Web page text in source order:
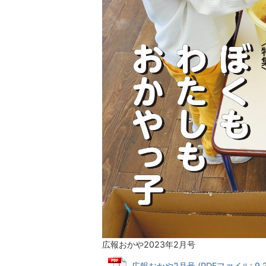
広報おかや2023年2月号